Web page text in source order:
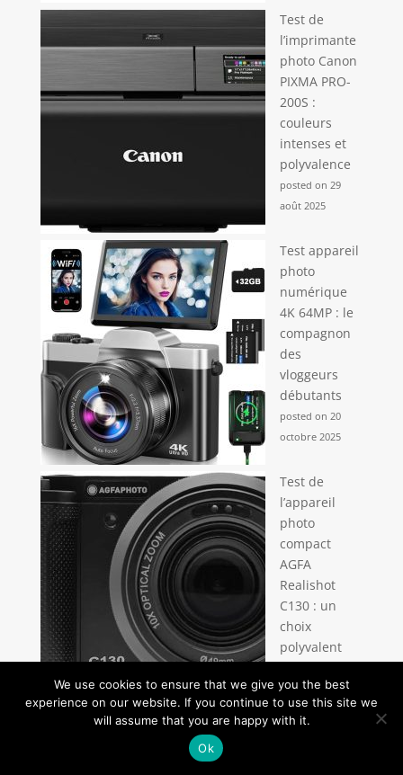
Test de
l’imprimante
photo Canon
PIXMA PRO-
200S :
couleurs
intenses et
polyvalence
posted on 29
août 2025
Test appareil
photo
numérique
4K 64MP : le
compagnon
des
vloggeurs
débutants
posted on 20
octobre 2025
Test de
l’appareil
photo
compact
AGFA
Realishot
C130 : un
choix
polyvalent
juillet 2025
C’est quoi un
We use cookies to ensure that we give you the best
experience on our website. If you continue to use this site we
will assume that you are happy with it.
Ok